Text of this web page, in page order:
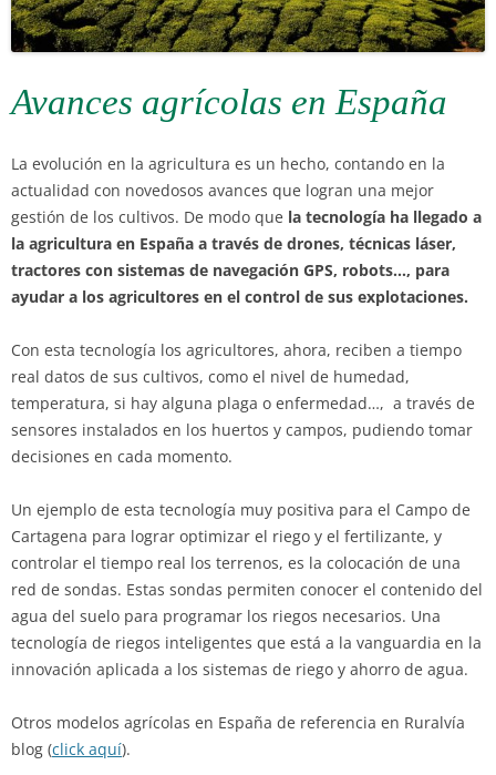
Avances agrícolas en España
La evolución en la agricultura es un hecho, contando en la
actualidad con novedosos avances que logran una mejor
gestión de los cultivos. De modo que la tecnología ha llegado a
la agricultura en España a través de drones, técnicas láser,
tractores con sistemas de navegación GPS, robots…, para
ayudar a los agricultores en el control de sus explotaciones.
Con esta tecnología los agricultores, ahora, reciben a tiempo
real datos de sus cultivos, como el nivel de humedad,
temperatura, si hay alguna plaga o enfermedad…, a través de
sensores instalados en los huertos y campos, pudiendo tomar
decisiones en cada momento.
Un ejemplo de esta tecnología muy positiva para el Campo de
Cartagena para lograr optimizar el riego y el fertilizante, y
controlar el tiempo real los terrenos, es la colocación de una
red de sondas. Estas sondas permiten conocer el contenido del
agua del suelo para programar los riegos necesarios. Una
tecnología de riegos inteligentes que está a la vanguardia en la
innovación aplicada a los sistemas de riego y ahorro de agua.
Otros modelos agrícolas en España de referencia en Ruralvía
blog (click aquí).